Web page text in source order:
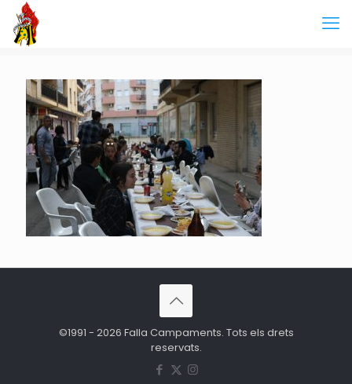
©1991 - 2026 Falla Campaments. Tots els drets
reservats.